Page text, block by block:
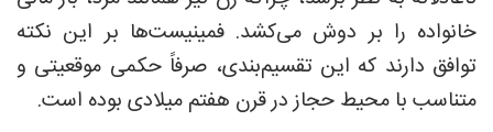
خانواده را بر دوش می‌کشد. فمینیست‌ها بر این نکته
توافق دارند که این تقسیم‌بندی، صرفاً حکمی موقعیتی و
متناسب با محیط حجاز در قرن هفتم میلادی بوده است.